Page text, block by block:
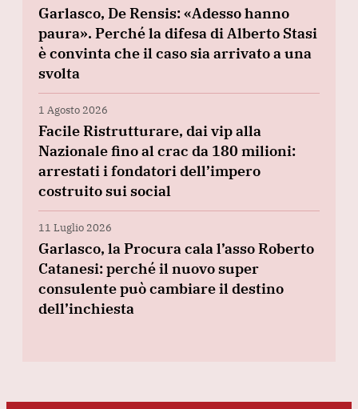
Garlasco, De Rensis: «Adesso hanno
paura». Perché la difesa di Alberto Stasi
è convinta che il caso sia arrivato a una
svolta
1 Agosto 2026
Facile Ristrutturare, dai vip alla
Nazionale fino al crac da 180 milioni:
arrestati i fondatori dell’impero
costruito sui social
11 Luglio 2026
Garlasco, la Procura cala l’asso Roberto
Catanesi: perché il nuovo super
consulente può cambiare il destino
dell’inchiesta